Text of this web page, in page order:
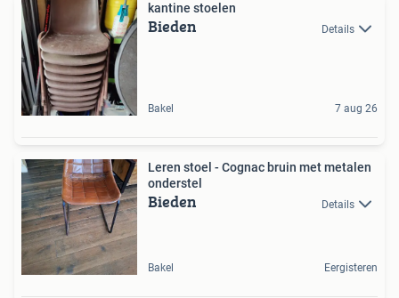
kantine stoelen
Bieden Details
Bakel 7 aug 26
Leren stoel - Cognac bruin met metalen
onderstel
Bieden Details
Bakel Eergisteren